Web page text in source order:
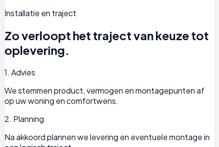
Installatie en traject
Zo verloopt het traject van keuze tot
oplevering.
1. Advies
We stemmen product, vermogen en montagepunten af
op uw woning en comfortwens.
2. Planning
Na akkoord plannen we levering en eventuele montage in